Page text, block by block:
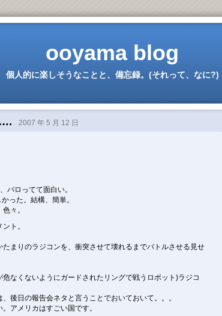
ooyama blog
個人的に楽しそうなことと、備忘録。(それって、なに?)
2007 年 5 月 12 日
パロってて面白い。
った。結構、簡単。
々。
ト。
まりのラジコンを、衝突させて壊れるまでバトルさせる見せ
なくないようにガードされたリングで戦うロボット)ラジコ
後日の報告会ネタと言うことでおいておいて。。。
アメリカはすごい国です。